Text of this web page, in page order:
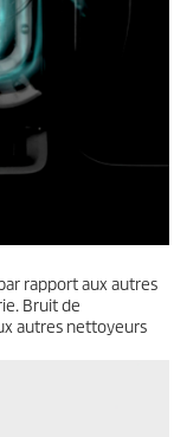
rapport aux autres
Bruit de
autres nettoyeurs